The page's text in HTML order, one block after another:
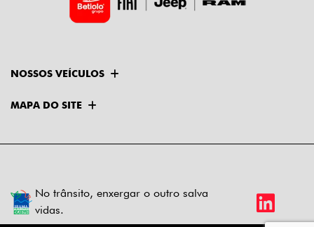
NOSSOS VEÍCULOS
MAPA DO SITE
No trânsito, enxergar o outro salva
vidas.